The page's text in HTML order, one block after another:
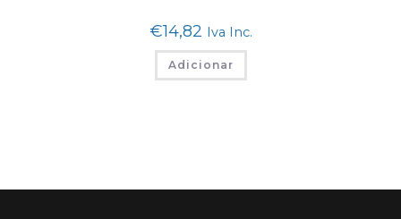
€14,82 Iva Inc.
Adicionar